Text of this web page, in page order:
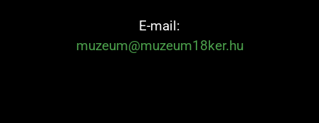
E-mail:
muzeum@muzeum18ker.hu